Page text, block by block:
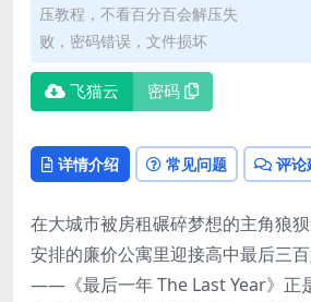
压教程，不看百分百会解压失
败，密码错误，文件损坏
飞猫云 密码
详情介绍 常见问题 评论
在大城市被房租碾碎梦想的主角狼
安排的廉价公寓里迎接高中最后三
——《最后一年 The Last Year》正